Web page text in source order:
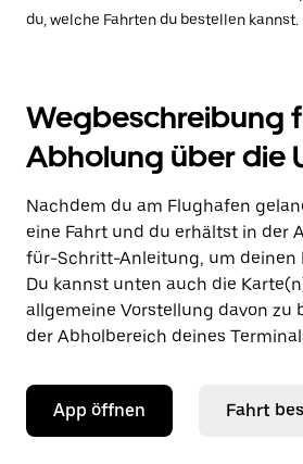
du, welche Fahrten du bestellen kannst.
Wegbeschreibung
Abholung über die
Nachdem du am Flughafen
eine Fahrt und du erhältst in der
für-Schritt-Anleitung, um deinen
Du kannst unten auch die
allgemeine Vorstellung davon zu
der Abholbereich deines
App öffnen Fahrt